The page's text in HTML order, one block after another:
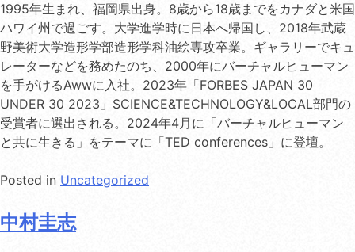
1995年生まれ、福岡県出身。8歳から18歳までをカナダと米国
ハワイ州で過ごす。大学進学時に日本へ帰国し、2018年武蔵
野美術大学造形学部造形学科油絵専攻卒業。ギャラリーでキュ
レーターなどを務めたのち、2000年にバーチャルヒューマン
を手がけるAwwに入社。2023年「FORBES JAPAN 30
UNDER 30 2023」SCIENCE&TECHNOLOGY&LOCAL部門の
受賞者に選出される。2024年4月に「バーチャルヒューマン
と共に生きる」をテーマに「TED conferences」に登壇。
Posted in Uncategorized
中村圭志